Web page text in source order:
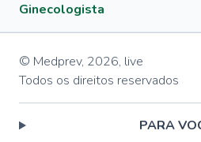
Ginecologista
© Medprev, 2026, live
Todos os direitos reservados
PARA